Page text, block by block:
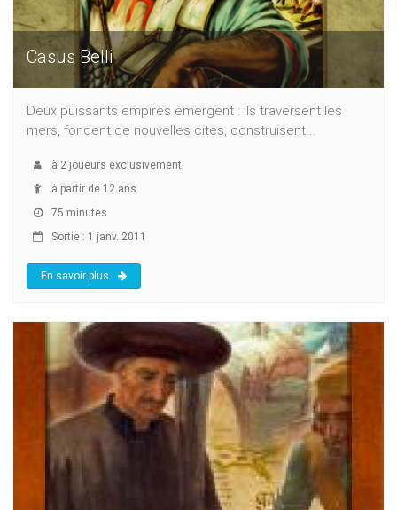
Casus Belli
Deux puissants empires émergent : Ils traversent les
mers, fondent de nouvelles cités, construisent...
à 2 joueurs exclusivement
à partir de 12 ans
75 minutes
Sortie : 1 janv. 2011
En savoir plus